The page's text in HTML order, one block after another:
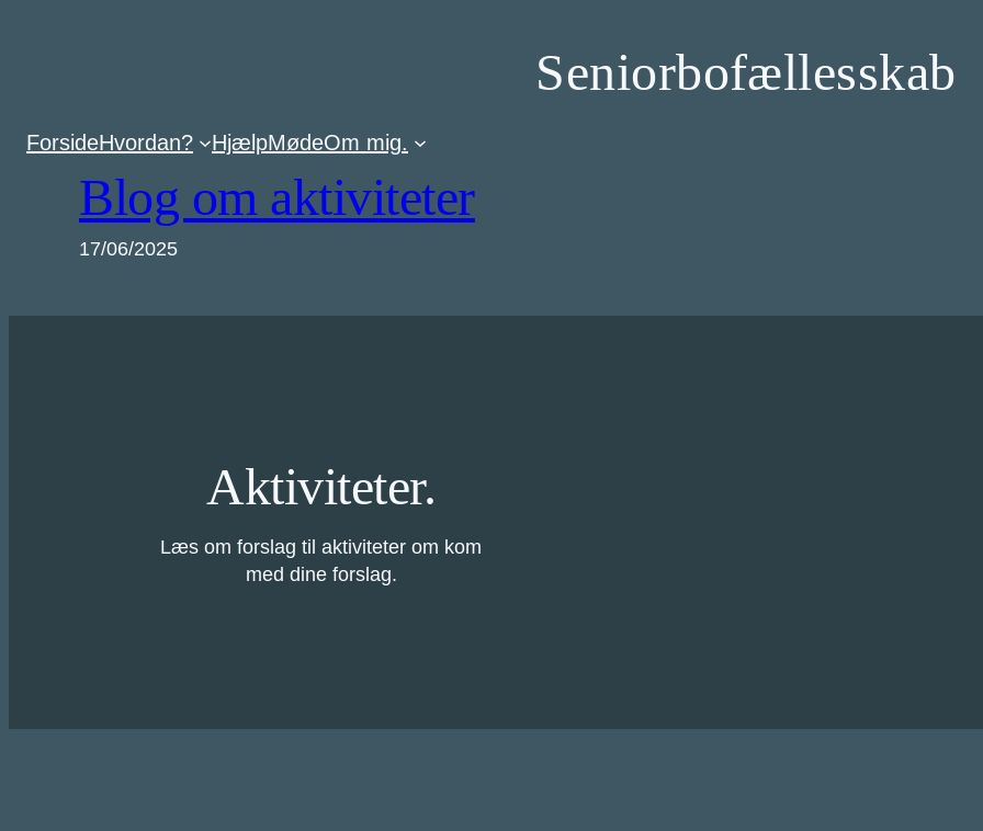
Seniorbofællesskab
ForsideHvordan? HjælpMødeOm mig.
Blog om aktiviteter
17/06/2025
Aktiviteter.
Læs om forslag til aktiviteter om kom
med dine forslag.